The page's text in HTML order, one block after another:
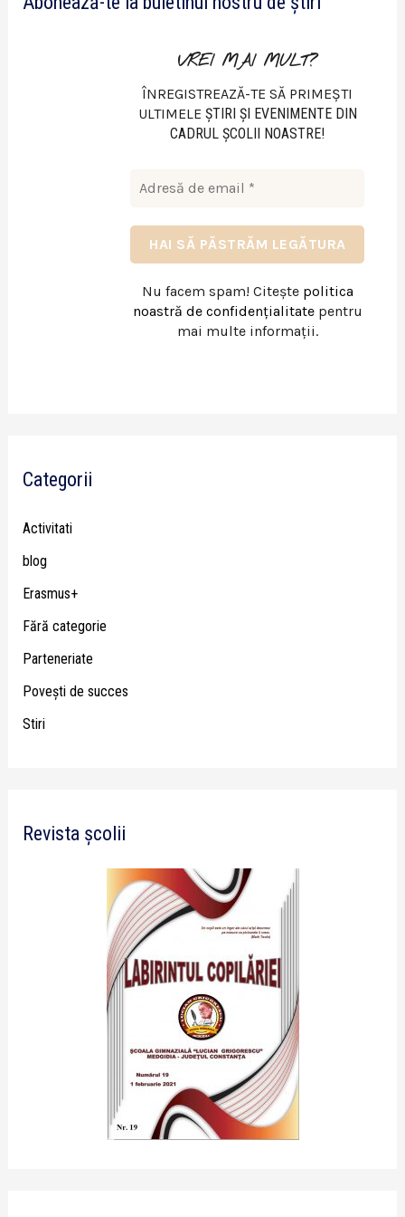
o
VREI MAI MULT?
ÎNREGISTREAZĂ-TE SĂ PRIMEȘTI
ULTIMELE ŞTIRI ŞI EVENIMENTE DIN
CADRUL ŞCOLII NOASTRE!
Nu facem spam! Citește politica
noastră de confidențialitatepentru
mai multe informații.
Categorii
Activitati
blog
Erasmus+
Fără categorie
Parteneriate
Poveşti de succes
Stiri
Revista școlii